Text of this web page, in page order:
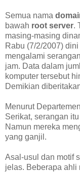
Semua nama
bawah root server.
masing-masing
Rabu (7/2/2007)
mengalami
jam. Data dalam
komputer tersebut
Demikian
Menurut
Serikat, serangan
Namun mereka
yang ganjil.
Asal-usul dan motif
jelas. Beberapa ahli